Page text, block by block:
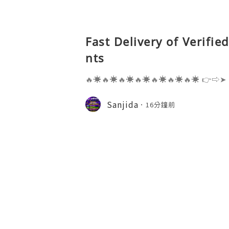
Fast Delivery of
nts
🔥☀️🔥☀️🔥☀️🔥☀️🔥☀️🔥☀️🔥☀️ 👉⇨➤
ail.com 👉⇨➤ Visit To Website:
s one of the most widely used
Sanjida 16分鐘前